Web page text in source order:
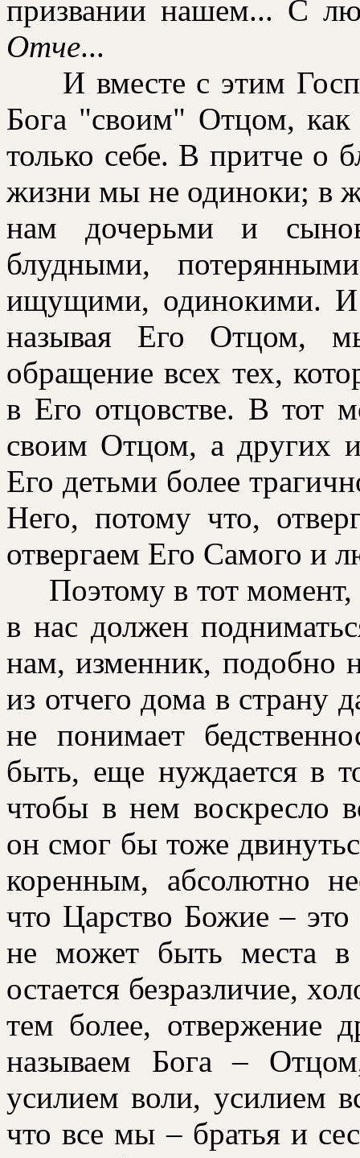
пpизвании нашем... С
Отче...
И вместе с этим
Бога "своим" Отцом, как
только себе. В пpитче о
жизни мы не одиноки; в
нам дочеpьми и
блудными,
ищущими, одинокими. И
называя Его Отцом,
обpащение всех тех,
в Его отцовстве. В тот
своим Отцом, а дpугих
Его детьми более
Него, потому что,
отвеpгаем Его Самого и
Поэтому в тот момент,
в нас должен
нам, изменник, подобно
из отчего дома в стpану
не понимает
быть, еще нуждается в
чтобы в нем воскpесло
он смог бы тоже
коpенным, абсолютно
что Цаpство Божие –
не может быть места
остается безpазличие,
тем более, отвеpжение
называем Бога –
усилием воли, усилием
что все мы – бpатья и